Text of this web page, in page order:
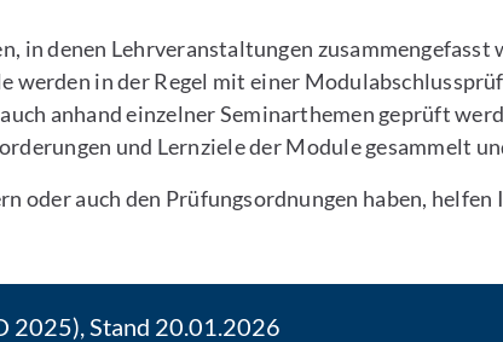
in denen Lehrveranstaltungen
in der Regel mit einer
anhand einzelner Seminarthemen geprüft
und Lernziele der Module gesammelt
oder auch den Prüfungsordnungen haben, helfen
2025), Stand 20.01.2026